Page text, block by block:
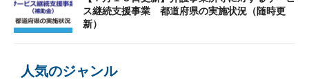
ス継続支援事業 都道府県の実施状況（随時更
新）
人気のジャンル